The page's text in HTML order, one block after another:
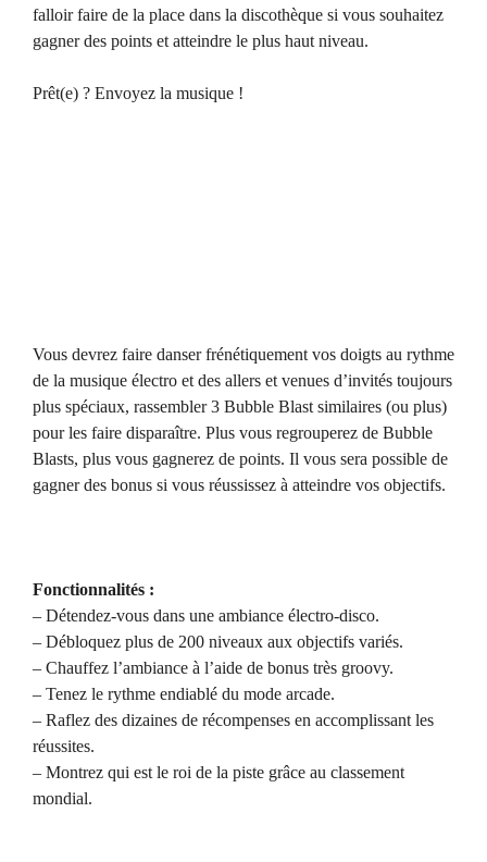
falloir faire de la place dans la discothèque si vous souhaitez
gagner des points et atteindre le plus haut niveau.
Prêt(e) ? Envoyez la musique !
Vous devrez faire danser frénétiquement vos doigts au rythme
de la musique électro et des allers et venues d’invités toujours
plus spéciaux, rassembler 3 Bubble Blast similaires (ou plus)
pour les faire disparaître. Plus vous regrouperez de Bubble
Blasts, plus vous gagnerez de points. Il vous sera possible de
gagner des bonus si vous réussissez à atteindre vos objectifs.
Fonctionnalités :
– Détendez-vous dans une ambiance électro-disco.
– Débloquez plus de 200 niveaux aux objectifs variés.
– Chauffez l’ambiance à l’aide de bonus très groovy.
– Tenez le rythme endiablé du mode arcade.
– Raflez des dizaines de récompenses en accomplissant les
réussites.
– Montrez qui est le roi de la piste grâce au classement
mondial.